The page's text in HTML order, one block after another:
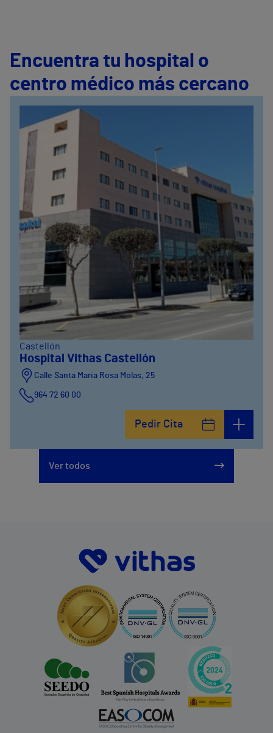
Encuentra tu hospital o
centro médico más cercano
Castellón
Hospital Vithas Castellón
Calle Santa Maria Rosa Molas, 25
964 72 60 00
Pedir Cita
Ver todos